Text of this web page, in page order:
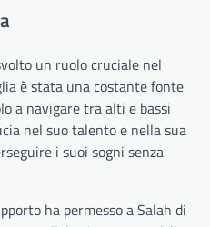
un ruolo cruciale nel
è stata una costante fonte
a navigare tra alti e bassi
nel suo talento e nella sua
i suoi sogni senza
ha permesso a Salah di